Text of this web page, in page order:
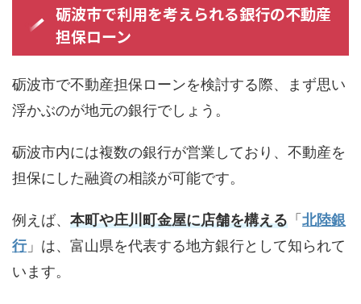
砺波市で利用を考えられる銀行の不動産
担保ローン
砺波市で不動産担保ローンを検討する際、まず思い
浮かぶのが地元の銀行でしょう。
砺波市内には複数の銀行が営業しており、不動産を
担保にした融資の相談が可能です。
例えば、 本町や庄川町金屋に店舗を構える 「 北陸銀
行」は、富山県を代表する地方銀行として知られて
います。